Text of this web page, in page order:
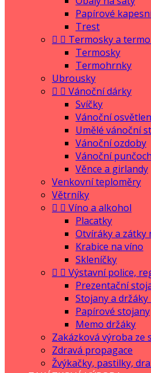
Papírové
Trest
  Termosky a
Termosky
Termohrnky
Ubrousky
  Vánoční dárky
Svíčky
Vánoční
Umělé vánoční
Vánoční ozdoby
Vánoční
Věnce a girlandy
Venkovní teploměry
Větrníky
  Víno a alkohol
Placatky
Otvíráky a zátky
Krabice na víno
Skleníčky
  Výstavní police,
Prezentační
Stojany a
Papírové stojany
Memo držáky
Zakázková výroba ze
Zdravá propagace
Žvýkačky, pastilky,